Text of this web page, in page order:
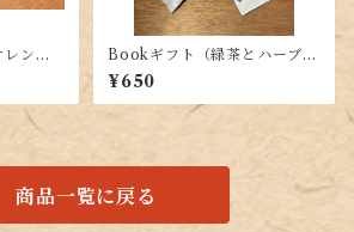
ンジ
Bookギフト（緑茶とハーブテ
ィーのセット）
¥650
商品一覧に戻る